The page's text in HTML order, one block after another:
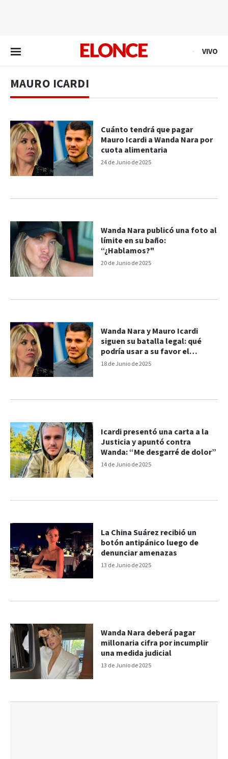
VIVO
MAURO ICARDI
24 de Junio de 2025
Cuánto tendrá que pagar
Mauro Icardi a Wanda Nara por
cuota alimentaria
20 de Junio de 2025
Wanda Nara publicó una foto al
límite en su baño:
“¿Hablamos?"
18 de Junio de 2025
Wanda Nara y Mauro Icardi
siguen su batalla legal: qué
podría usar a su favor el
futbolista
14 de Junio de 2025
Icardi presentó una carta a la
Justicia y apuntó contra
Wanda: “Me desgarré de dolor”
13 de Junio de 2025
La China Suárez recibió un
botón antipánico luego de
denunciar amenazas
13 de Junio de 2025
Wanda Nara deberá pagar
millonaria cifra por incumplir
una medida judicial